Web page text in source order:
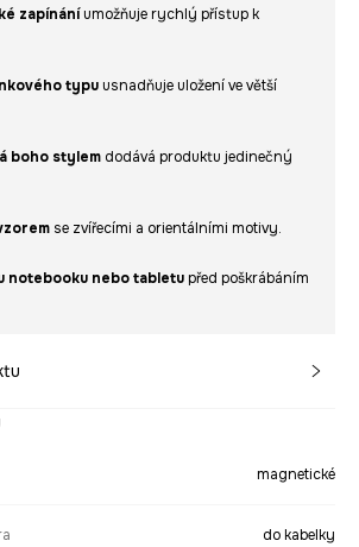
zapínáníumožňuje rychlý přístup k
typu usnadňuje uložení ve větší
boho stylem dodává produktu jedinečný
se zvířecími a orientálními motivy.
notebooku nebo tabletu před poškrábáním
magnetické
do kabelky